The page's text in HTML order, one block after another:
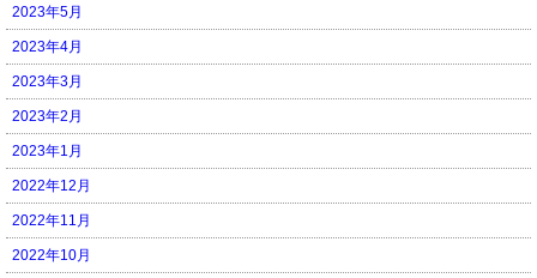
2023年5月
2023年4月
2023年3月
2023年2月
2023年1月
2022年12月
2022年11月
2022年10月